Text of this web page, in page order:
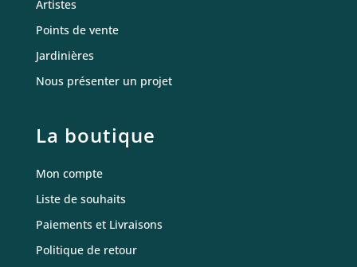
Artistes
Points de vente
Jardinières
Nous présenter un projet
La boutique
Mon compte
Liste de souhaits
Paiements et Livraisons
Politique de retour